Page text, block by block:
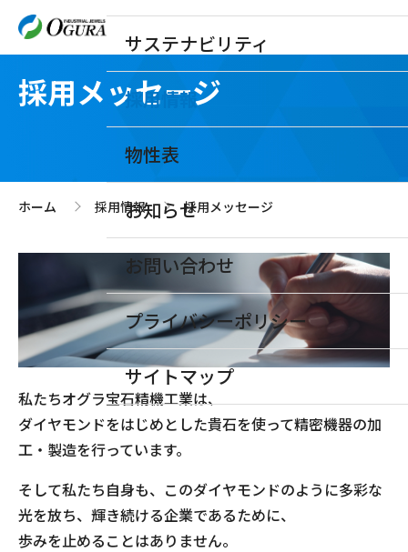
サステナビリティ
採用情報
物性表
お知らせ
お問い合わせ
プライバシーポリシー
サイトマップ
採用メッセージ
ホーム >
採用情報 >
採用メッセージ
私たちオグラ宝石精機工業は、
ダイヤモンドをはじめとした貴石を使って精密機器の加
工・製造を行っています。
そして私たち自身も、このダイヤモンドのように多彩な
光を放ち、輝き続ける企業であるために、
歩みを止めることはありません。